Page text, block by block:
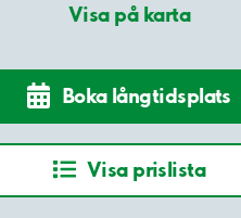
Visa på karta
Boka långtidsplats
Visa prislista